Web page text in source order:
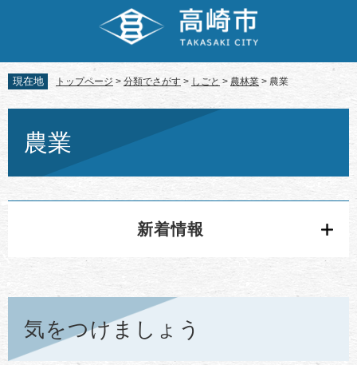
先
頭
で
を
飛
ば
文
現在地 トップページ > 分類でさがす > しごと > 農林業 > 農業
農業
新着情報
気をつけましょう